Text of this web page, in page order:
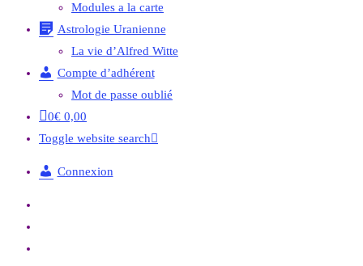
Modules a la carte
Astrologie Uranienne
La vie d’Alfred Witte
Compte d’adhérent
Mot de passe oublié
0€ 0,00
Toggle website search
Connexion